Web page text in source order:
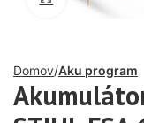
Domov Aku program